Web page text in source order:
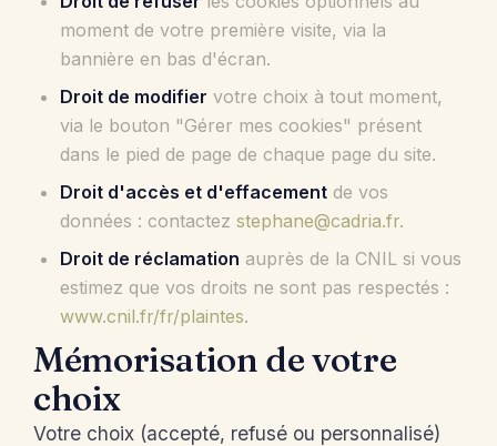
moment de votre première visite, via la
bannière en bas d'écran.
Droit de modifier votre choix à tout moment,
via le bouton "Gérer mes cookies" présent
dans le pied de page de chaque page du site.
Droit d'accès et d'effacement de vos
données : contactez stephane@cadria.fr.
Droit de réclamation auprès de la CNIL si vous
estimez que vos droits ne sont pas respectés :
www.cnil.fr/fr/plaintes.
Mémorisation de votre
choix
Votre choix (accepté, refusé ou personnalisé)